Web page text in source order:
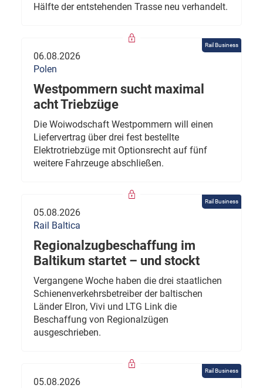
Hälfte der entstehenden Trasse neu verhandelt.
Rail Business
06.08.2026
Polen
Westpommern sucht maximal
acht Triebzüge
Die Woiwodschaft Westpommern will einen
Liefervertrag über drei fest bestellte
Elektrotriebzüge mit Optionsrecht auf fünf
weitere Fahrzeuge abschließen.
Rail Business
05.08.2026
Rail Baltica
Regionalzugbeschaffung im
Baltikum startet – und stockt
Vergangene Woche haben die drei staatlichen
Schienenverkehrsbetreiber der baltischen
Länder Elron, Vivi und LTG Link die
Beschaffung von Regionalzügen
ausgeschrieben.
Rail Business
05.08.2026